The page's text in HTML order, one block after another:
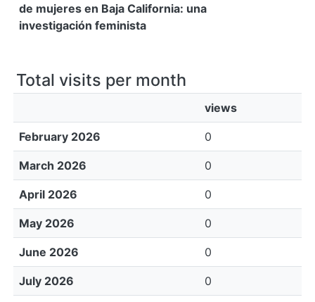
de mujeres en Baja California: una
investigación feminista
Total visits per month
views
February 2026 0
March 2026 0
April 2026 0
May 2026 0
June 2026 0
July 2026 0